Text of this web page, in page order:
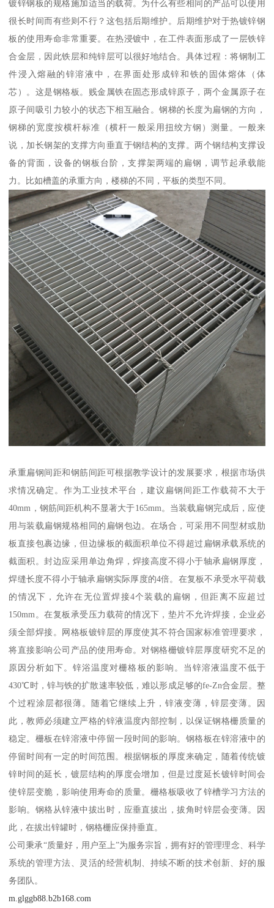
镀锌钢板的规格施加适当的载荷。为什么有些相同的产品可以使用
很长时间而有些则不行？这包括后期维护。后期维护对于热镀锌钢
板的使用寿命非常重要。在热浸镀中，在工件表面形成了一层铁锌
合金层，因此铁层和纯锌层可以很好地结合。具体过程：将钢制工
件浸入熔融的锌溶液中，在界面处形成锌和铁的固体熔体（体
芯）。这是钢格板。贱金属铁在固态形成锌原子，两个金属原子在
原子间吸引力较小的状态下相互融合。钢梯的长度为扁钢的方向，
钢梯的宽度按横杆标准（横杆一般采用扭绞方钢）测量。一般来
说，加长钢架的支撑方向垂直于钢结构的支撑。两个钢结构支撑设
备的背面，设备的钢板台阶，支撑架两端的扁钢，调节起承载能
力。比如槽盖的承重方向，楼梯的不同，平板的类型不同。
承重扁钢间距和钢筋间距可根据教学设计的发展要求，根据市场供
求情况确定。作为工业技术平台，建议扁钢间距工作载荷不大于
40mm，钢筋间距机构不显著大于165mm。当装载扁钢完成后，应使
用与装载扁钢规格相同的扁钢包边。在场合，可采用不同型材或肋
板直接包裹边缘，但边缘板的截面积单位不得超过扁钢承载系统的
截面积。封边应采用单边角焊，焊接高度不得小于轴承扁钢厚度，
焊缝长度不得小于轴承扁钢实际厚度的4倍。在复板不承受水平荷载
的情况下，允许在无位置焊接4个装载的扁钢，但距离不应超过
150mm。在复板承受压力载荷的情况下，垫片不允许焊接，企业必
须全部焊接。网格板镀锌层的厚度使其不符合国家标准管理要求，
将直接影响公司产品的使用寿命。对钢格栅镀锌层厚度研究不足的
原因分析如下。锌浴温度对栅格板的影响。当锌溶液温度不低于
430℃时，锌与铁的扩散速率较低，难以形成足够的fe-Zn合金层。整
个过程涂层都很薄。随着它继续上升，锌液变薄，锌层变薄。因
此，教师必须建立严格的锌液温度内部控制，以保证钢格栅质量的
稳定。栅板在锌溶液中停留一段时间的影响。钢格板在锌溶液中的
停留时间有一定的时间范围。根据钢板的厚度来确定，随着传统镀
锌时间的延长，镀层结构的厚度会增加，但是过度延长镀锌时间会
使锌层变脆，影响使用寿命的质量。栅格板吸收了锌槽学习方法的
影响。钢格从锌液中拔出时，应垂直拔出，拔角时锌层会变薄。因
此，在拔出锌罐时，钢格栅应保持垂直。
公司秉承“质量好，用户至上”为服务宗旨，拥有好的管理理念、科学
系统的管理方法、灵活的经营机制、持续不断的技术创新、好的服
务团队。
m.glggb88.b2b168.com